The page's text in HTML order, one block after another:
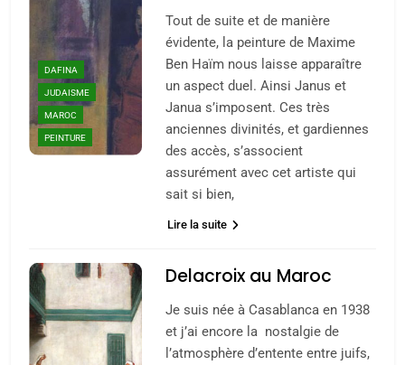
DAFINA
JUDAISME
MAROC
PEINTURE
Tout de suite et de manière
évidente, la peinture de Maxime
Ben Haïm nous laisse apparaître
un aspect duel. Ainsi Janus et
Janua s’imposent. Ces très
anciennes divinités, et gardiennes
des accès, s’associent
assurément avec cet artiste qui
sait si bien,
Lire la suite
Delacroix au Maroc
Je suis née à Casablanca en 1938
et j’ai encore la nostalgie de
l’atmosphère d’entente entre juifs,